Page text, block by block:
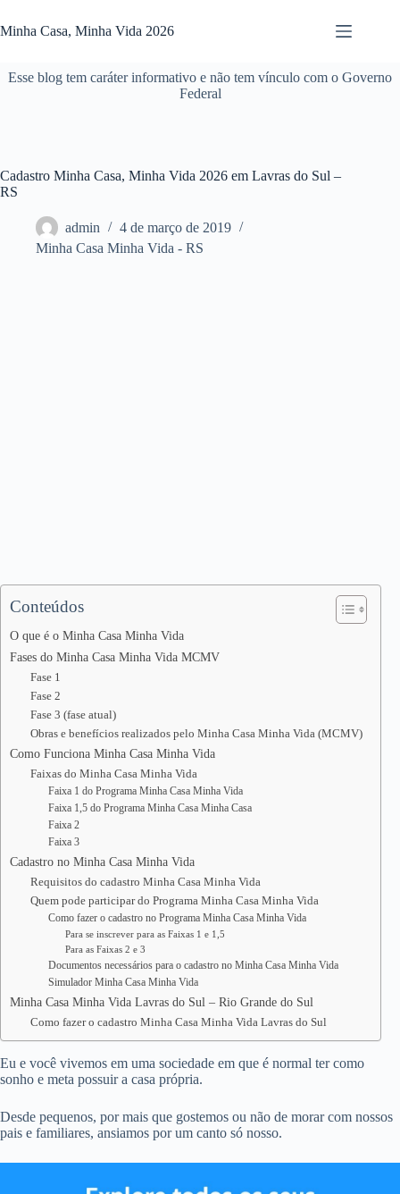
para
o
Minha Casa, Minha Vida 2026
Esse blog tem caráter informativo e não tem vínculo com o Governo
Federal
Cadastro Minha Casa, Minha Vida 2026 em Lavras do Sul –
RS
admin
4 de março de 2019
Minha Casa Minha Vida - RS
Conteúdos
O que é o Minha Casa Minha Vida
Fases do Minha Casa Minha Vida MCMV
Fase 1
Fase 2
Fase 3 (fase atual)
Obras e benefícios realizados pelo Minha Casa Minha Vida (MCMV)
Como Funciona Minha Casa Minha Vida
Faixas do Minha Casa Minha Vida
Faixa 1 do Programa Minha Casa Minha Vida
Faixa 1,5 do Programa Minha Casa Minha Casa
Faixa 2
Faixa 3
Cadastro no Minha Casa Minha Vida
Requisitos do cadastro Minha Casa Minha Vida
Quem pode participar do Programa Minha Casa Minha Vida
Como fazer o cadastro no Programa Minha Casa Minha Vida
Para se inscrever para as Faixas 1 e 1,5
Para as Faixas 2 e 3
Documentos necessários para o cadastro no Minha Casa Minha Vida
Simulador Minha Casa Minha Vida
Minha Casa Minha Vida Lavras do Sul – Rio Grande do Sul
Como fazer o cadastro Minha Casa Minha Vida Lavras do Sul
Eu e você vivemos em uma sociedade em que é normal ter como
sonho e meta possuir a casa própria.
Desde pequenos, por mais que gostemos ou não de morar com nossos
pais e familiares, ansiamos por um canto só nosso.